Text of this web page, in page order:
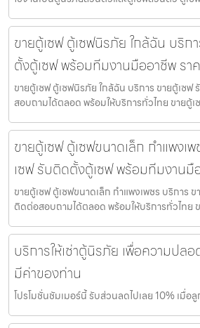
ขายตู้เซฟ ตู้เซฟนิรภัย ใกล้ฉัน บริก
ตั้งตู้เซฟ พร้อมทีมงานมืออาชีพ รา
ขายตู้เซฟ ตู้เซฟนิรภัย ใกล้ฉัน บริการ ขายตู้เซ
สอบถามได้ตลอด พร้อมให้บริการทั่วไทย ขายตู้เ
ขายตู้เซฟ ตู้เซฟขนาดเล็ก กำแพงเ
เซฟ รับติดตั้งตู้เซฟ พร้อมทีมงานมื
ขายตู้เซฟ ตู้เซฟขนาดเล็ก กำแพงเพชร บริการ
ติดต่อสอบถามได้ตลอด พร้อมให้บริการทั่วไทย
บริการให้เช่าตู้นิรภัย เพื่อความปล
มีค่าของท่าน
โปรโมชั่นชัมเมอร์นี้ รับส่วนลดไปเลย 10% เมื่อ